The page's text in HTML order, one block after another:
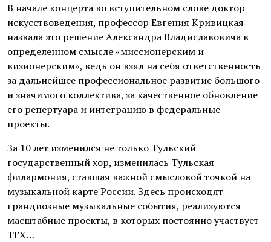
В начале концерта во вступительном слове доктор
искусствоведения, профессор Евгения Кривицкая
назвала это решение Александра Владиславовича в
определенном смысле «миссионерским и
визионерским», ведь он взял на себя ответственность
за дальнейшее профессиональное развитие большого
и значимого коллектива, за качественное обновление
его репертуара и интеграцию в федеральные
проекты.
За 10 лет изменился не только Тульский
государственный хор, изменилась Тульская
филармония, ставшая важной смысловой точкой на
музыкальной карте России. Здесь происходят
грандиозные музыкальные события, реализуются
масштабные проекты, в которых постоянно участвует
ТГХ…